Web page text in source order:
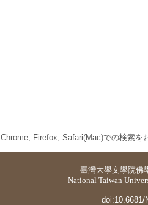
Chrome, Firefox, Safari(Mac)での検索を
臺灣大學文學院佛
National Taiwan
doi:10.6681/